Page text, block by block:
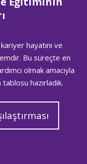
hayatını ve
Bu süreçte en
olmak amacıyla
hazırladık.